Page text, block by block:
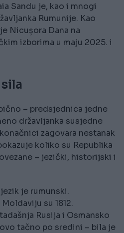
Sandu je, kao i mnogi
Rumunije. Kao
Nicușora Dana na
izborima u maju 2025. i
– predsjednica jedne
državljanka susjedne
zagovara nestanak
koliko su Republika
– jezički, historijski i
je rumunski.
su 1812.
Rusija i Osmansko
tačno po sredini – bila je